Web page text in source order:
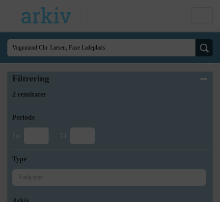
Filtrering
2 resultater
Periode
Fra Til
Type